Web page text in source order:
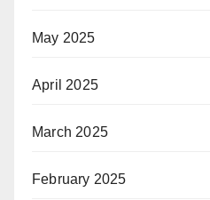
May 2025
April 2025
March 2025
February 2025